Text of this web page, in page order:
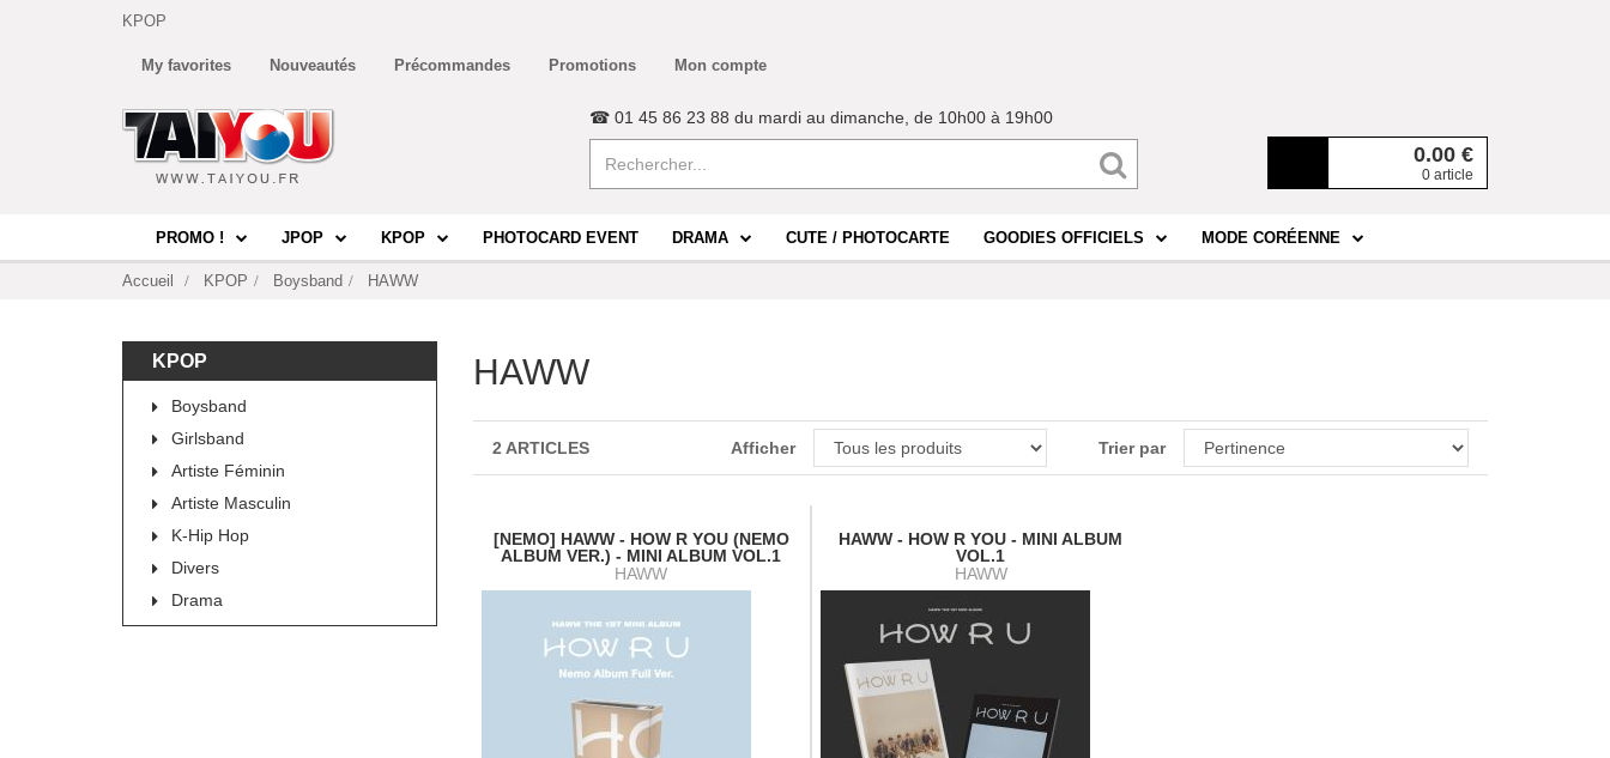
KPOP
My favorites Nouveautés Précommandes Promotions Mon compte
0.00 €
0 article
☎ 01 45 86 23 88 du mardi au dimanche, de 10h00 à 19h00
PROMO ! JPOP KPOP PHOTOCARD EVENT DRAMA CUTE / PHOTOCARTE GOODIES OFFICIELS MODE CORÉENNE
Accueil KPOP Boysband HAWW
KPOP
Boysband
Girlsband
Artiste Féminin
Artiste Masculin
K-Hip Hop
Divers
Drama
HAWW
2 ARTICLES Afficher Trier par
[NEMO] HAWW - HOW R YOU (NEMO
ALBUM VER.) - MINI ALBUM VOL.1
HAWW
HAWW - HOW R YOU - MINI ALBUM
VOL.1
HAWW